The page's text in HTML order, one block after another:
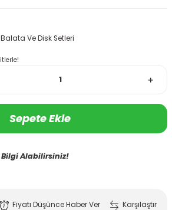
Balata Ve Disk Setleri
Sepete Ekle
Alabilirsiniz!
Fiyatı Düşünce Haber Ver
Karşılaştır